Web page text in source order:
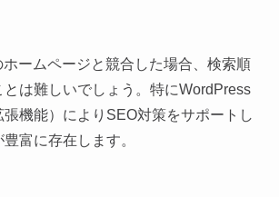
ームページと競合した場合、検索順
は難しいでしょう。特にWordPress
機能）によりSEO対策をサポートし
富に存在します。